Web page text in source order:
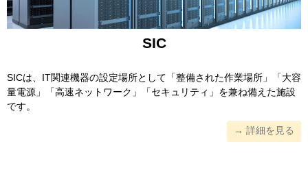
SIC
SICは、IT関連機器の設定場所として「整備された作業場所」「大容
量電源」「高速ネットワーク」「セキュリティ」を兼ね備えた施設
です。
→ 詳細を見る